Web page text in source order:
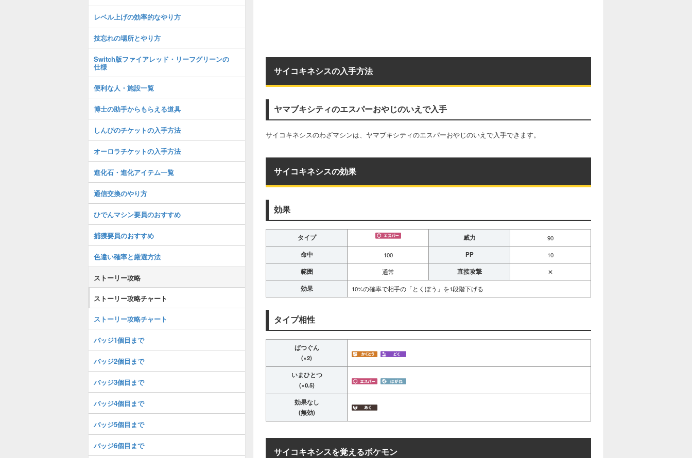
サイコキネシスの入手方法
ヤマブキシティのエスパーおやじのいえで入手
サイコキネシスのわざマシンは、ヤマブキシティのエスパーおやじのいえで入手できます。
サイコキネシスの効果
効果
タイプ 威力 90
命中 100 PP 10
範囲 通常 直接攻撃 ✕
効果 10%の確率で相手の「とくぼう」を1段階下げる
タイプ相性
ばつぐん
(×2)
いまひとつ
(×0.5)
効果なし
(無効)
サイコキネシスを覚えるポケモン
レベル上げの効率的なやり方
技忘れの場所とやり方
Switch版ファイアレッド・リーフグリーンの
仕様
便利な人・施設一覧
博士の助手からもらえる道具
しんぴのチケットの入手方法
オーロラチケットの入手方法
進化石・進化アイテム一覧
通信交換のやり方
ひでんマシン要員のおすすめ
捕獲要員のおすすめ
色違い確率と厳選方法
ストーリー攻略
ストーリー攻略チャート
ストーリー攻略チャート
バッジ1個目まで
バッジ2個目まで
バッジ3個目まで
バッジ4個目まで
バッジ5個目まで
バッジ6個目まで